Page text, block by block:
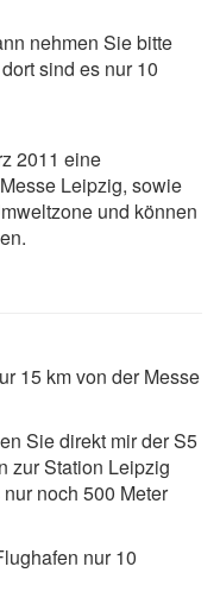
nehmen Sie bitte
sind es nur 10
2011 eine
Leipzig, sowie
und können
15 km von der Messe
Sie direkt mir der S5
zur Station Leipzig
noch 500 Meter
nur 10